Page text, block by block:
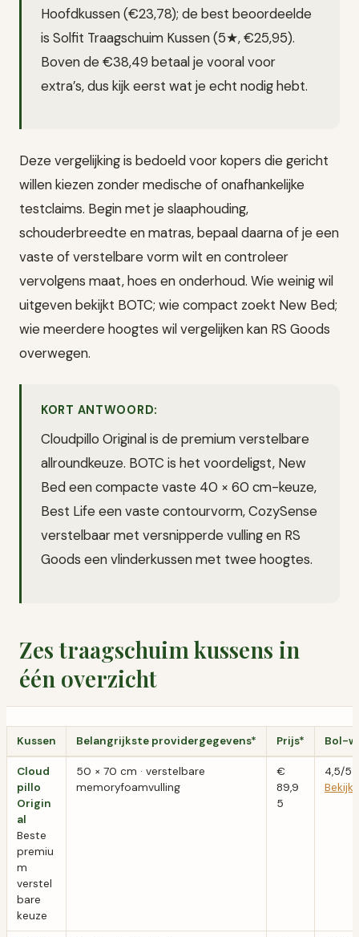
Hoofdkussen (€23,78); de best beoordeelde
is Solfit Traagschuim Kussen (5★, €25,95).
Boven de €38,49 betaal je vooral voor
extra’s, dus kijk eerst wat je echt nodig hebt.
Deze vergelijking is bedoeld voor kopers die gericht
willen kiezen zonder medische of onafhankelijke
testclaims. Begin met je slaaphouding,
schouderbreedte en matras, bepaal daarna of je een
vaste of verstelbare vorm wilt en controleer
vervolgens maat, hoes en onderhoud. Wie weinig wil
uitgeven bekijkt BOTC; wie compact zoekt New Bed;
wie meerdere hoogtes wil vergelijken kan RS Goods
overwegen.
KORT ANTWOORD:
Cloudpillo Original is de premium verstelbare
allroundkeuze. BOTC is het voordeligst, New
Bed een compacte vaste 40 × 60 cm-keuze,
Best Life een vaste contourvorm, CozySense
verstelbaar met versnipperde vulling en RS
Goods een vlinderkussen met twee hoogtes.
Zes traagschuim kussens in
één overzicht
Kussen Belangrijkste providergegevens* Prijs* Bol-
Cloud
pillo
Origin
al
Beste
premiu
m
verstel
bare
keuze
50 × 70 cm · verstelbare
memoryfoamvulling
€
89,9
5
4,5/5